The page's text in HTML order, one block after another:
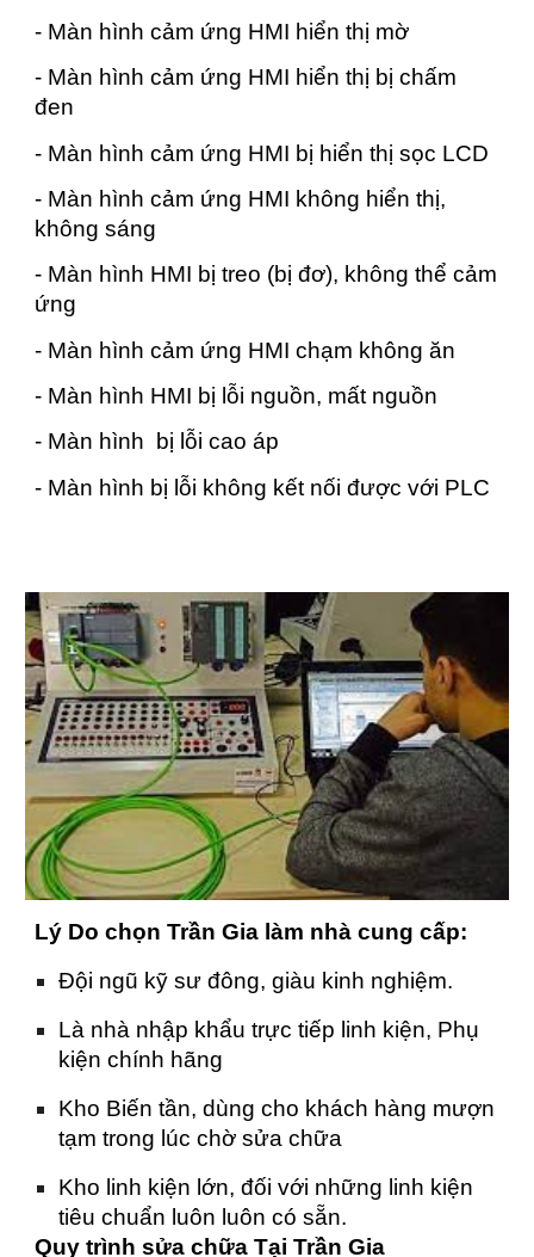
- Màn hình cảm ứng HMI hiển thị mờ
- Màn hình cảm ứng HMI hiển thị bị chấm
đen
- Màn hình cảm ứng HMI bị hiển thị sọc LCD
- Màn hình cảm ứng HMI không hiển thị,
không sáng
- Màn hình HMI bị treo (bị đơ), không thể cảm
ứng
- Màn hình cảm ứng HMI chạm không ăn
- Màn hình HMI bị lỗi nguồn, mất nguồn
- Màn hình bị lỗi cao áp
- Màn hình bị lỗi không kết nối được với PLC
Lý Do chọn Trần Gia làm nhà cung cấp:
Đội ngũ kỹ sư đông, giàu kinh nghiệm.
Là nhà nhập khẩu trực tiếp linh kiện, Phụ
kiện chính hãng
Kho Biến tần, dùng cho khách hàng mượn
tạm trong lúc chờ sửa chữa
Kho linh kiện lớn, đối với những linh kiện
tiêu chuẩn luôn luôn có sẵn.
Quy trình sửa chữa Tại Trần Gia